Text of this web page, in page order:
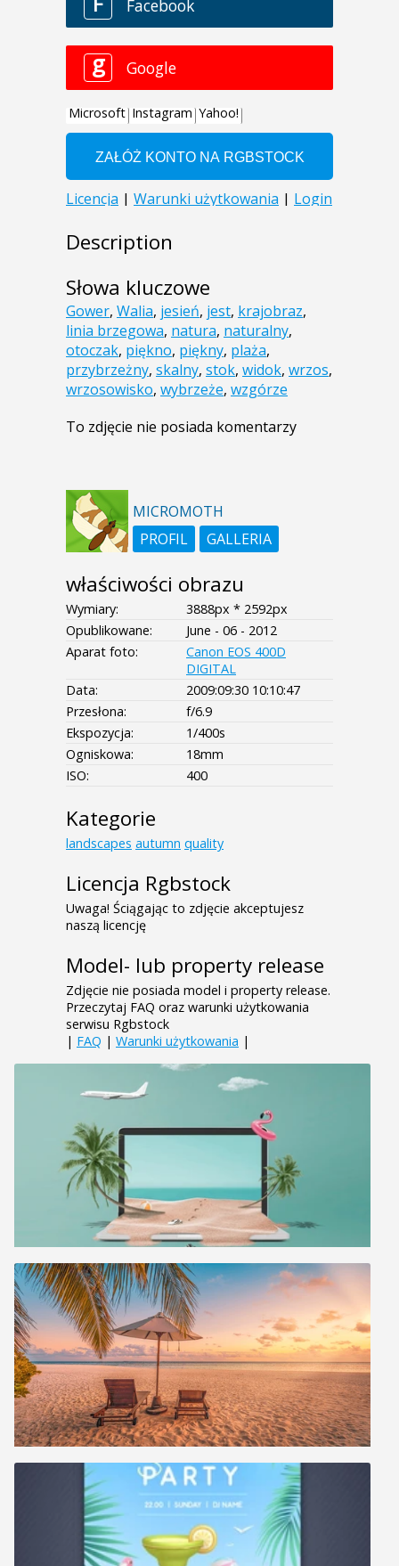
Description
Słowa kluczowe
Gower, Walia, jesień, jest, krajobraz,
linia brzegowa, natura, naturalny,
otoczak, piękno, piękny, plaża,
przybrzeżny, skalny, stok, widok, wrzos,
wrzosowisko, wybrzeże, wzgórze
To zdjęcie nie posiada komentarzy
MICROMOTH
PROFIL
GALLERIA
właściwości obrazu
Wymiary:
3888px * 2592px
Opublikowane:
June - 06 - 2012
Aparat foto:
Canon EOS 400D
DIGITAL
Data:
2009:09:30 10:10:47
Przesłona:
f/6.9
Ekspozycja:
1/400s
Ogniskowa:
18mm
ISO:
400
Kategorie
landscapes autumn quality
Licencja Rgbstock
Uwaga! Ściągając to zdjęcie akceptujesz
naszą licencję
Model- lub property release
Zdjęcie nie posiada model i property release.
Przeczytaj FAQ oraz warunki użytkowania
serwisu Rgbstock
| FAQ | Warunki użytkowania |